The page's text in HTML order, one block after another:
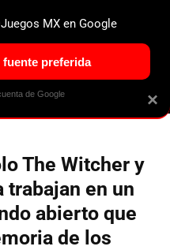
SWITCH 2 XBOX
The Witcher y
trabajan en un
abierto que
de los
×
MX en Google
preferida
de Google